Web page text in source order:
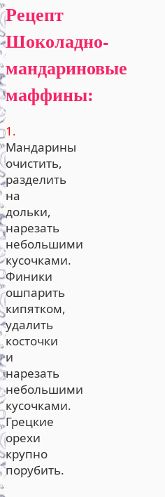
Рецепт
Шоколадно-
мандариновые
маффины:
1.
Мандарины
очистить,
разделить
на
дольки,
нарезать
небольшими
кусочками.
Финики
ошпарить
кипятком,
удалить
косточки
и
нарезать
небольшими
кусочками.
Грецкие
орехи
крупно
порубить.